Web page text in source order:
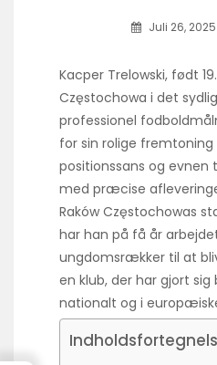
Juli 26, 2025
Kacper Trelowski, født
Częstochowa i det
professionel
for sin rolige fremtoning
positionssans og evnen
med præcise
Raków Częstochowas
har han på få år
ungdomsrækker til at
en klub, der har gjort
nationalt og i